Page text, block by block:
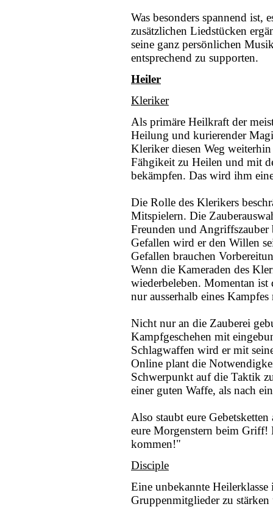
Was besonders spannend ist,
zusätzlichen Liedstücken
seine ganz persönlichen
entsprechend zu supporten.
Heiler
Kleriker
Als primäre Heilkraft der
Heilung und kurierender
Kleriker diesen Weg
Fähgikeit zu Heilen und mit
bekämpfen. Das wird ihm
Die Rolle des Klerikers
Mitspielern. Die
Freunden und
Gefallen wird er den Willen
Gefallen brauchen
Wenn die Kameraden des
wiederbeleben. Momentan ist
nur ausserhalb eines
Nicht nur an die Zauberei
Kampfgeschehen mit
Schlagwaffen wird er mit
Online plant die
Schwerpunkt auf die Taktik
einer guten Waffe, als nach
Also staubt eure
eure Morgenstern beim
kommen!"
Disciple
Eine unbekannte
Gruppenmitglieder zu